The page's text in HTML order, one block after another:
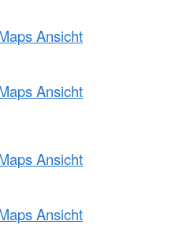
Ansicht
Ansicht
Ansicht
Ansicht